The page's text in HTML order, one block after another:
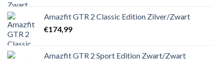
Amazfit GTR 2 Classic Edition Zilver/Zwart
€174,99
Amazfit GTR 2 Sport Edition Zwart/Zwart